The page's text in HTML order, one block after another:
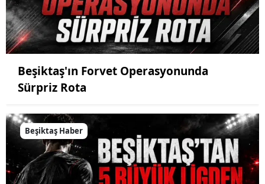
Beşiktaş'ın Forvet Operasyonunda
Sürpriz Rota
Beşiktaş Haber